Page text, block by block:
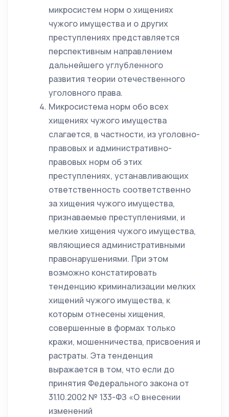
микросистем норм о хищениях
чужого имущества и о других
преступлениях представляется
перспективным направлением
дальнейшего углубленного
развития теории отечественного
уголовного права.
Микросистема норм обо всех
хищениях чужого имущества
слагается, в частности, из уголовно-
правовых и административно-
правовых норм об этих
преступлениях, устанавливающих
ответственность соответственно
за хищения чужого имущества,
признаваемые преступлениями, и
мелкие хищения чужого имущества,
являющиеся административными
правонарушениями. При этом
возможно констатировать
тенденцию криминализации мелких
хищений чужого имущества, к
которым отнесены хищения,
совершенные в формах только
кражи, мошенничества, присвоения и
растраты. Эта тенденция
выражается в том, что если до
принятия Федерального закона от
31.10.2002 № 133-ФЗ «О внесении
изменений